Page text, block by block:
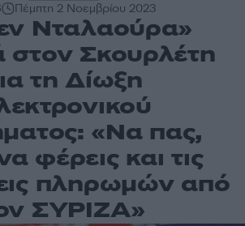
Πέμπτη 2 Νοεμβρίου 2023
Νταλαούρα»
στον Σκουρλέτη
τη Δίωξη
«Να πας,
φέρεις και τις
πληρωμών από
ΣΥΡΙΖΑ»